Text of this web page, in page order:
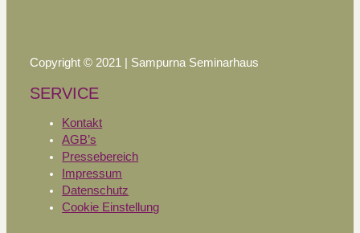
Copyright © 2021 | Sampurna Seminarhaus
SERVICE
Kontakt
AGB’s
Pressebereich
Impressum
Datenschutz
Cookie Einstellung